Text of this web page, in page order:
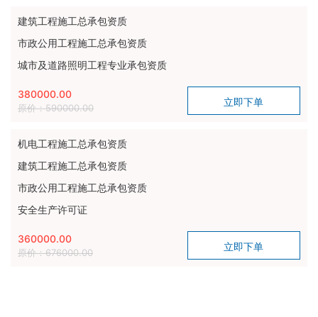
建筑工程施工总承包资质
市政公用工程施工总承包资质
城市及道路照明工程专业承包资质
380000.00
原价：590000.00
机电工程施工总承包资质
建筑工程施工总承包资质
市政公用工程施工总承包资质
安全生产许可证
360000.00
原价：676000.00